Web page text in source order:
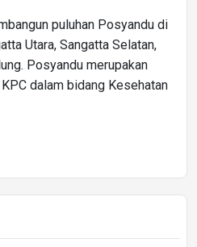
puluhan Posyandu di
Utara, Sangatta Selatan,
Posyandu merupakan
dalam bidang Kesehatan